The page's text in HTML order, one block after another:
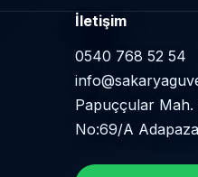
İletişim
0540 768 52 54
Papuççular Mah.
No:69/A